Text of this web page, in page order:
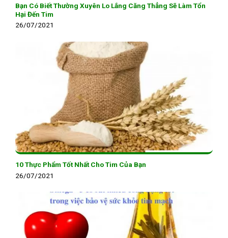
Bạn Có Biết Thường Xuyên Lo Lắng Căng Thẳng Sẽ Làm Tổn
Hại Đến Tim
26/07/2021
10 Thực Phẩm Tốt Nhất Cho Tim Của Bạn
26/07/2021